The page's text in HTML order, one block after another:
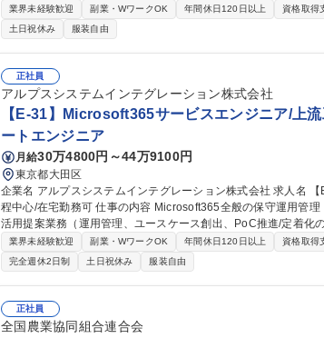
ております。 業界や技術分野を問わず、多様なプロジェクトに横断的に関与でき、広い視野とスキルが得られる
ポジションです。 【詳細】社内、社外のプロジェクト成果物を
ジションです。■開発プロジェクトにおける品質保証活動■品質
開発成果物レビューおよび品質評価。 【取引先例】任天堂、ソフ
職種 【品質保証・QAエンジニア(組込み開発)】フルリモート相
業界未経験歓迎 副業・WワークOK 年間休日120日以上 資格取得
土日祝休み
服装自由
正社員
アルプスシステムインテグレーション株式会社
【E-31】Microsoft365サービスエンジニア/上
ートエンジニア
月給30万4800円～44万9100円
東京都大田区
企業名 アルプスシステムインテグレーション株式会社 求人名 【E-31】Microsoft365サービスエンジニア/上流工
程中心/在宅勤務可 仕事の内容 Microsoft365全般の保守運用管理・改善提案業務、Powaer Platformや生成AIの利
活用提案業務（運用管理、ユースケース創出、PoC推進/定着化
いたします。 【仕事の面白み】 ■グローバルシェアNo1のMicrosoft365の技術を習得することができます。 ■上流
工程を中心に、Power Platformや生成AIなど最新技術でお客様
イングループ内での業務を担当いただく予定ですが、ビジネス
の導入・活用提案を行っていただきたいと考えます。 募集職種 【E-31】Microsoft365サービスエンジニア/上流工
程中心/在宅勤務可
業界未経験歓迎 副業・WワークOK 年間休日120日以上 資格取得
完全週休2日制
土日祝休み 服装自由
正社員
全国農業協同組合連合会